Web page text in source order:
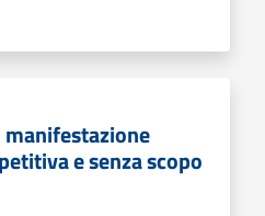
e senza scopo